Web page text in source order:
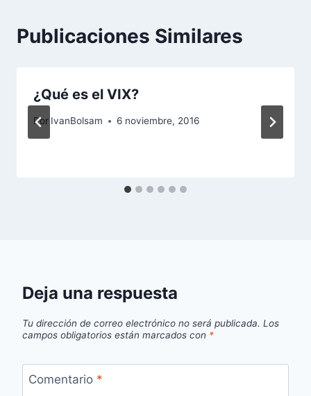
Publicaciones Similares
¿Qué es el VIX?
Por IvanBolsam 6 noviembre, 2016
Deja una respuesta
Tu dirección de correo electrónico no será publicada. Los
campos obligatorios están marcados con *
Comentario *